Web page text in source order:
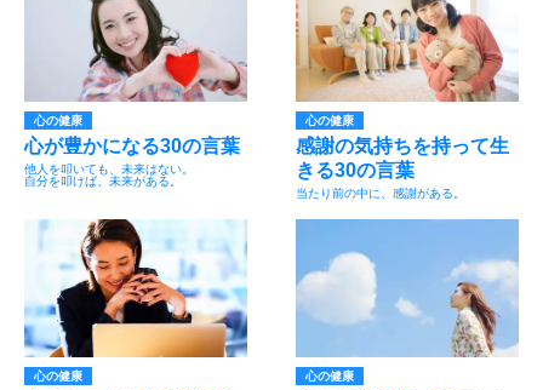
心の健康
心が豊かになる30の言葉
他人を叩いても、未来はない。
自分を叩けば、未来がある。
心の健康
感謝の気持ちを持って生
きる30の言葉
当たり前の中に、感謝がある。
心の健康 心の健康